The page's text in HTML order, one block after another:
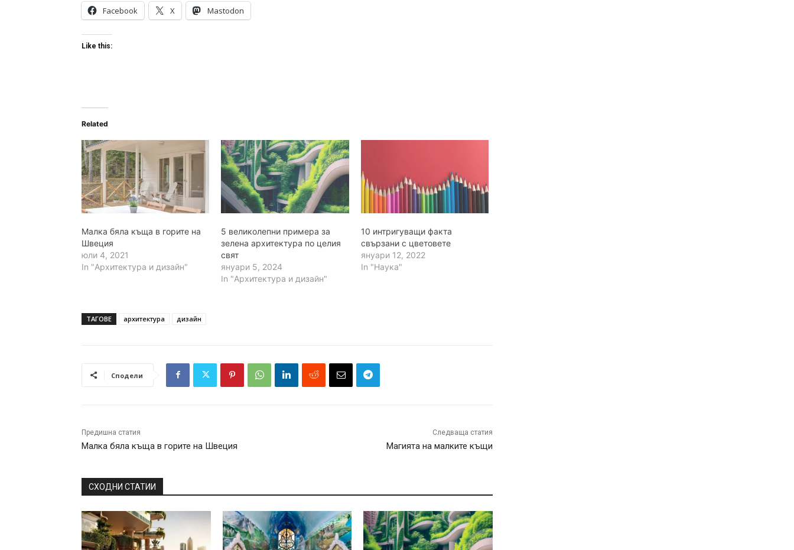
Facebook X Mastodon
Like this:
Related
Малка бяла къща в горите на
Швеция
юли 4, 2021
In "Архитектура и дизайн"
5 великолепни примера за
зелена архитектура по целия
свят
януари 5, 2024
In "Архитектура и дизайн"
10 интригуващи факта
свързани с цветовете
януари 12, 2022
In "Наука"
ТАГОВЕ архитектура дизайн
Сподели
Предишна статия
Малка бяла къща в горите на Швеция
Следваща статия
Магията на малките къщи
СХОДНИ СТАТИИ